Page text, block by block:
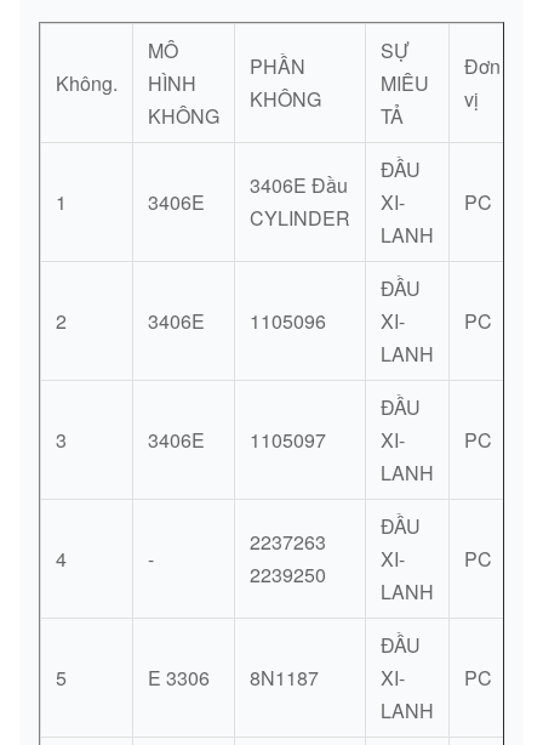
Không.
MÔ
HÌNH
KHÔNG
PHẦN
KHÔNG
SỰ
MIÊU
TẢ
Đơn
vị
1 3406E
3406E Đầu
CYLINDER
ĐẦU
XI-
LANH
PC
2 3406E 1105096
ĐẦU
XI-
LANH
PC
3 3406E 1105097
ĐẦU
XI-
LANH
PC
4 -
2237263
2239250
ĐẦU
XI-
LANH
PC
5 E 3306 8N1187
ĐẦU
XI-
LANH
PC